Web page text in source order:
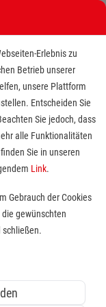
(m/w/d)
in
26,25
Kinder und
Erlebnis zu
Betrieb unserer
unsere Plattform
Entscheiden Sie
Sie jedoch, dass
alle Funktionalitäten
Sie in unseren
Link.
Gebrauch der Cookies
gewünschten
schließen.